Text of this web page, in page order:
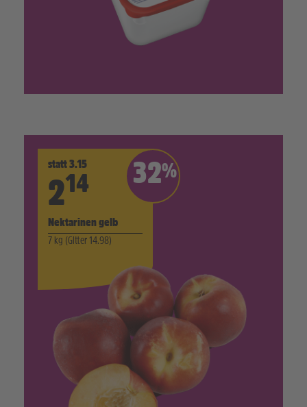
32%
statt 3.15
214
Nektarinen gelb
7 kg (Gitter 14.98)